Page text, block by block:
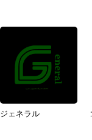
ジェネラル